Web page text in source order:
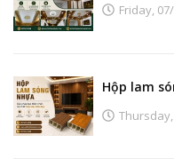
Friday,
Thursday,